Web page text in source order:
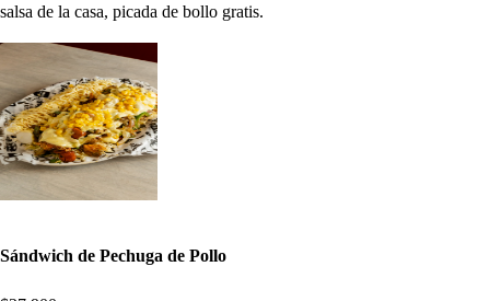
salsa de la casa, picada de bollo gratis.
Sándwich de Pechuga de Pollo